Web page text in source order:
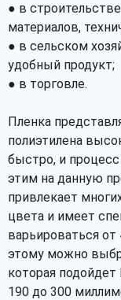
● в
материалов,
● в сельском
удобный продукт;
● в торговле.
Пленка
полиэтилена
быстро, и
этим на данную
привлекает
цвета и имеет
варьироваться
этому можно
которая
190 до 300